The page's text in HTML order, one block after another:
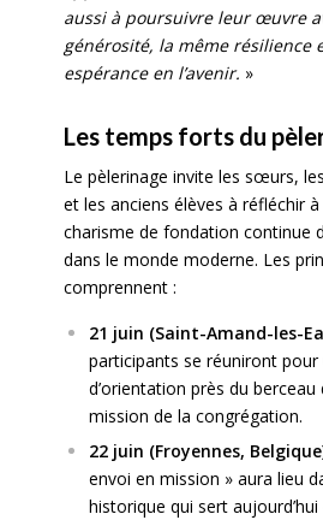
aussi à poursuivre leur œuvre
générosité, la même résilience
espérance en l’avenir. »
Les temps forts du
Le pèlerinage invite les sœurs,
et les anciens élèves à réfléchir
charisme de fondation continue
dans le monde moderne. Les
comprennent :
21 juin (Saint-Amand-les-
participants se réuniront pour
d’orientation près du berceau
mission de la congrégation.
22 juin (Froyennes,
envoi en mission » aura lieu
historique qui sert